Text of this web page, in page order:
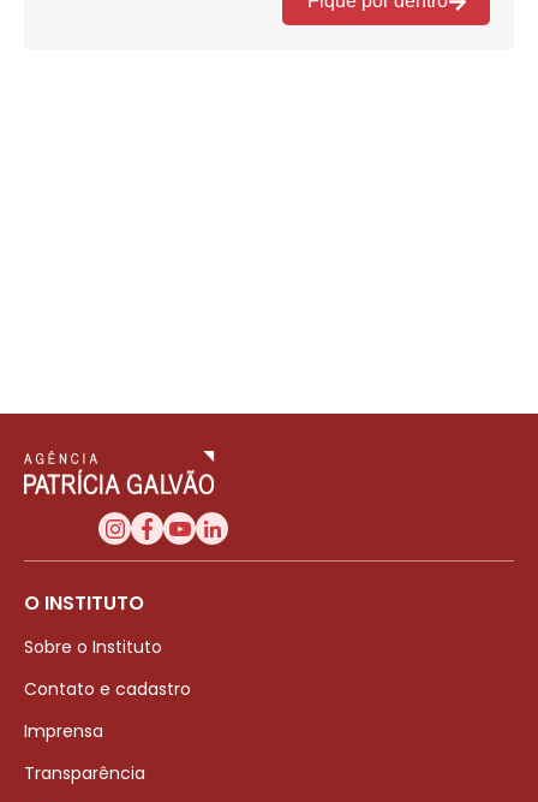
O INSTITUTO
Sobre o Instituto
Contato e cadastro
Imprensa
Transparência